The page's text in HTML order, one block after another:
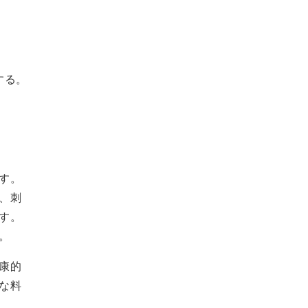
。
。
刺
。
的
料